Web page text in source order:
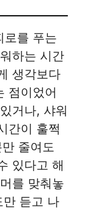
로를 푸는
하는 시간
생각보다
점이었어
거나, 샤워
간이 훌쩍
줄여도
있다고 해
를 맞춰놓
듣고 나